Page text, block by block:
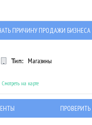
ПРИЧИНУ ПРОДАЖИ БИЗНЕСА
Тип: Магазины
Смотреть на карте